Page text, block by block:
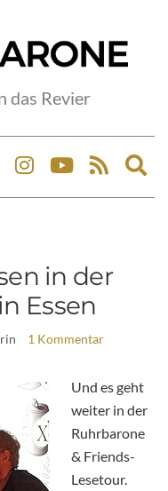
das Revier
in der
Essen
1 Kommentar
Und es geht
weiter in der
Ruhrbarone
& Friends-
Lesetour.